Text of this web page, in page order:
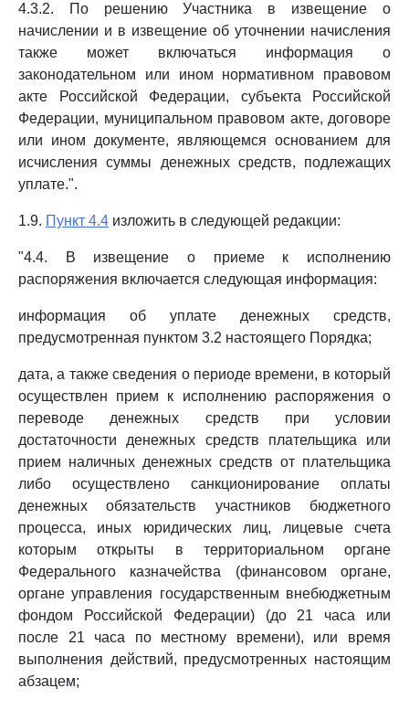
4.3.2. По решению Участника в извещение о
начислении и в извещение об уточнении начисления
также может включаться информация о
законодательном или ином нормативном правовом
акте Российской Федерации, субъекта Российской
Федерации, муниципальном правовом акте, договоре
или ином документе, являющемся основанием для
исчисления суммы денежных средств, подлежащих
уплате.".
1.9. Пункт 4.4 изложить в следующей редакции:
"4.4. В извещение о приеме к исполнению
распоряжения включается следующая информация:
информация об уплате денежных средств,
предусмотренная пунктом 3.2 настоящего Порядка;
дата, а также сведения о периоде времени, в который
осуществлен прием к исполнению распоряжения о
переводе денежных средств при условии
достаточности денежных средств плательщика или
прием наличных денежных средств от плательщика
либо осуществлено санкционирование оплаты
денежных обязательств участников бюджетного
процесса, иных юридических лиц, лицевые счета
которым открыты в территориальном органе
Федерального казначейства (финансовом органе,
органе управления государственным внебюджетным
фондом Российской Федерации) (до 21 часа или
после 21 часа по местному времени), или время
выполнения действий, предусмотренных настоящим
абзацем;